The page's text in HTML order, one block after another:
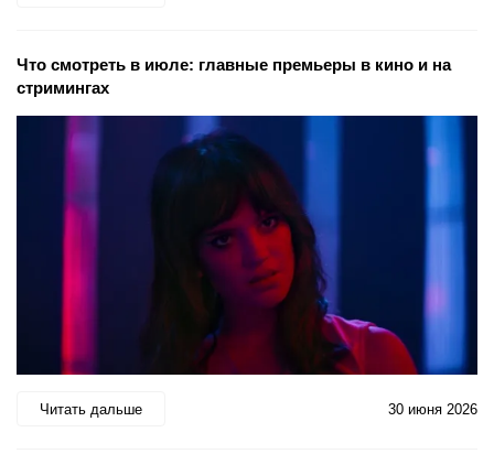
Что смотреть в июле: главные премьеры в кино и на
стримингах
Читать дальше 30 июня 2026